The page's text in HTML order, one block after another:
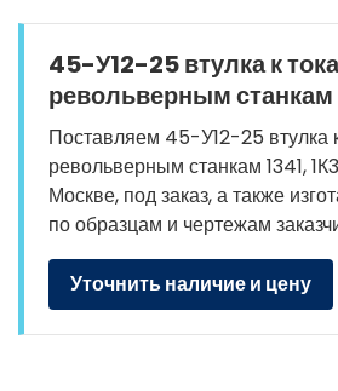
45-У12-25 втулка к
револьверным станкам
Поставляем 45-У12-25 втулка
револьверным станкам 1341,
Москве, под заказ, а также
по образцам и чертежам
Уточнить наличие и цену